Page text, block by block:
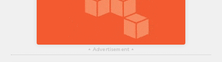
▴ Advertisement ▴